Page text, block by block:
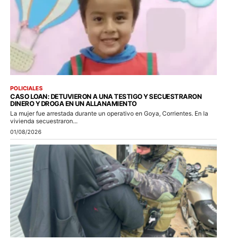
POLICIALES
CASO LOAN: DETUVIERON A UNA TESTIGO Y SECUESTRARON
DINERO Y DROGA EN UN ALLANAMIENTO
La mujer fue arrestada durante un operativo en Goya, Corrientes. En la
vivienda secuestraron...
01/08/2026